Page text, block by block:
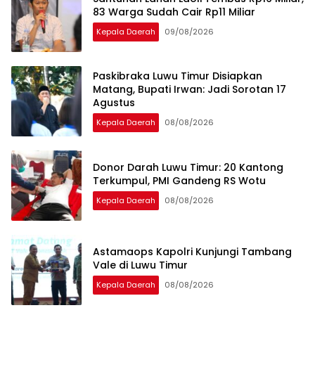
83 Warga Sudah Cair Rp11 Miliar
Kepala Daerah 09/08/2026
Paskibraka Luwu Timur Disiapkan
Matang, Bupati Irwan: Jadi Sorotan 17
Agustus
Kepala Daerah 08/08/2026
Donor Darah Luwu Timur: 20 Kantong
Terkumpul, PMI Gandeng RS Wotu
Kepala Daerah 08/08/2026
Astamaops Kapolri Kunjungi Tambang
Vale di Luwu Timur
Kepala Daerah 08/08/2026